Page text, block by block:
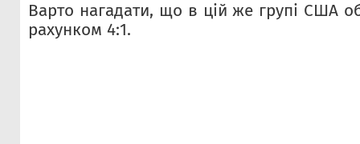
Варто нагадати, що в цій же групі США
рахунком 4:1.